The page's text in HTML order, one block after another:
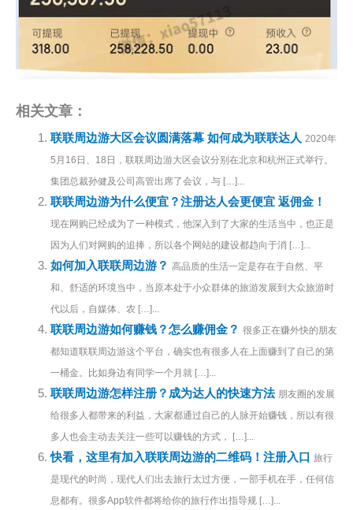
相关文章：
联联周边游大区会议圆满落幕 如何成为联联达人 2020年
5月16日、18日，联联周边游大区会议分别在北京和杭州正式举行。
集团总裁孙健及公司高管出席了会议，与 […]...
联联周边游为什么便宜？注册达人会更便宜 返佣金！
现在网购已经成为了一种模式，他深入到了大家的生活当中，也正是
因为人们对网购的追捧，所以各个网站的建设都趋向于消 […]...
如何加入联联周边游？ 高品质的生活一定是存在于自然、平
和、舒适的环境当中，当原本处于小众群体的旅游发展到大众旅游时
代以后，自媒体、农 […]...
联联周边游如何赚钱？怎么赚佣金？ 很多正在赚外快的朋友
都知道联联周边游这个平台，确实也有很多人在上面赚到了自己的第
一桶金。比如身边有同学一个月就 […]...
联联周边游怎样注册？成为达人的快速方法 朋友圈的发展
给很多人都带来的利益，大家都通过自己的人脉开始赚钱，所以有很
多人也会主动去关注一些可以赚钱的方式， […]...
快看，这里有加入联联周边游的二维码！注册入口 旅行
是现代的时尚，现代人们出去旅行太过方便，一部手机在手，任何信
息都有。很多App软件都将给你的旅行作出指导规 […]...